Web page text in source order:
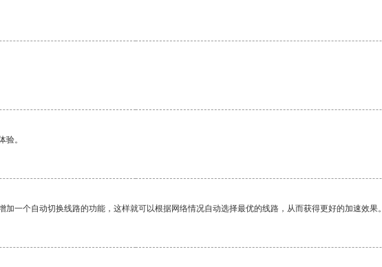
。
一个自动切换线路的功能，这样就可以根据网络情况自动选择最优的线路，从而获得更好的加速效果。